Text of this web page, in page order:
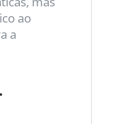
ao
a